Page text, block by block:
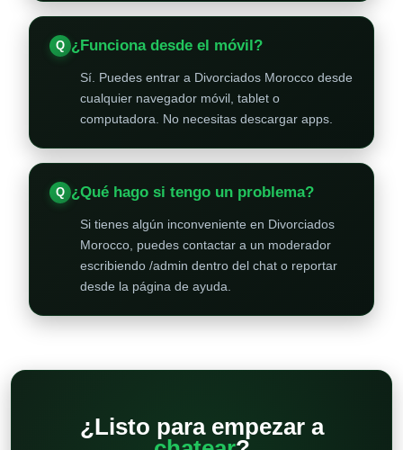
¿Funciona desde el móvil?
Sí. Puedes entrar a Divorciados Morocco desde
cualquier navegador móvil, tablet o
computadora. No necesitas descargar apps.
¿Qué hago si tengo un problema?
Si tienes algún inconveniente en Divorciados
Morocco, puedes contactar a un moderador
escribiendo /admin dentro del chat o reportar
desde la página de ayuda.
¿Listo para empezar a